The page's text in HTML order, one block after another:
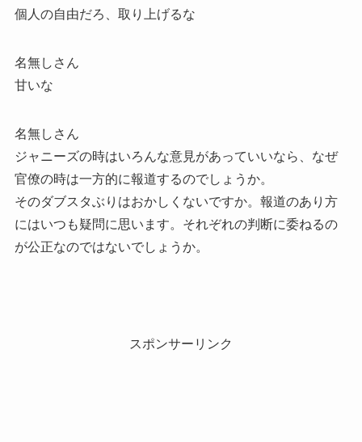
個人の自由だろ、取り上げるな
名無しさん
甘いな
名無しさん
ジャニーズの時はいろんな意見があっていいなら、なぜ
官僚の時は一方的に報道するのでしょうか。
そのダブスタぶりはおかしくないですか。報道のあり方
にはいつも疑問に思います。それぞれの判断に委ねるの
が公正なのではないでしょうか。
スポンサーリンク